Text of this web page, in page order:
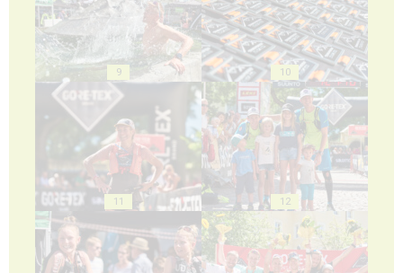
9 10
11 12